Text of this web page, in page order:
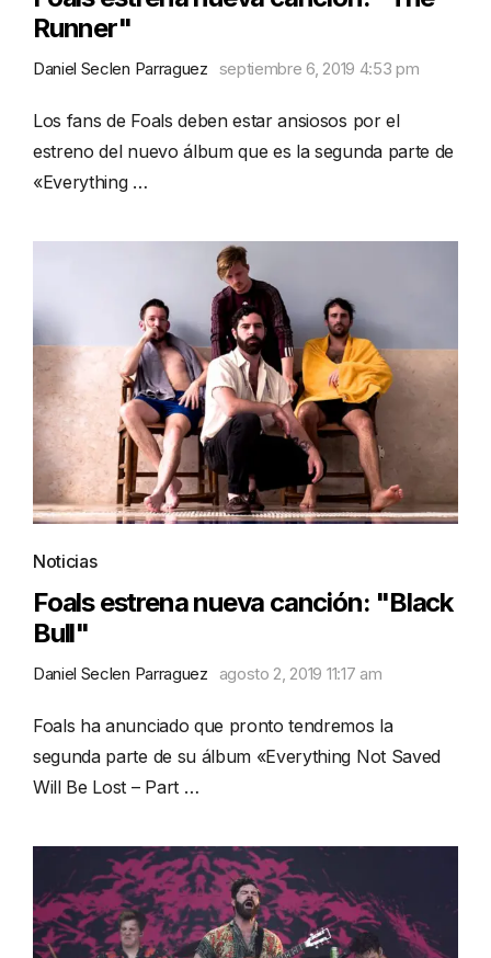
Runner"
Daniel Seclen Parraguez septiembre 6, 2019 4:53 pm
Los fans de Foals deben estar ansiosos por el
estreno del nuevo álbum que es la segunda parte de
«Everything …
Noticias
Foals estrena nueva canción: "Black
Bull"
Daniel Seclen Parraguez agosto 2, 2019 11:17 am
Foals ha anunciado que pronto tendremos la
segunda parte de su álbum «Everything Not Saved
Will Be Lost – Part …